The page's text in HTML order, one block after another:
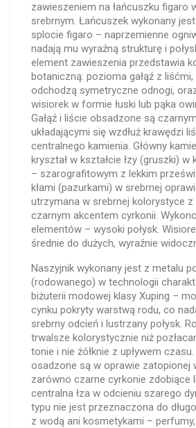
zawieszeniem na łańcuszku figaro
srebrnym. Łańcuszek wykonany
splocie figaro – naprzemienne
nadają mu wyraźną strukturę i
element zawieszenia przedstawia
botaniczną: pozioma gałąź z
odchodzą symetryczne odnogi,
wisiorek w formie łuski lub pąka
Gałąź i liście obsadzone są
układającymi się wzdłuż krawędzi
centralnego kamienia. Główny
kryształ w kształcie łzy (gruszki)
– szarografitowym z lekkim
kłami (pazurkami) w srebrnej
utrzymana w srebrnej kolorystyce
czarnym akcentem cyrkonii.
elementów – wysoki połysk.
średnie do dużych, wyraźnie
Naszyjnik wykonany jest z metalu
(rodowanego) w technologii
biżuterii modowej klasy Xuping –
cynku pokryty warstwą rodu, co
srebrny odcień i lustrzany połysk.
trwalsze kolorystycznie niż
tonie i nie żółknie z upływem
osadzone są w oprawie zatopionej
zarówno czarne cyrkonie zdobiące
centralna łza w odcieniu szarego
typu nie jest przeznaczona do
z wodą ani kosmetykami –